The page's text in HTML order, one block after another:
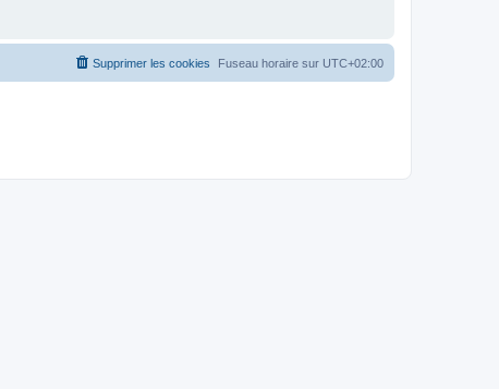
Fuseau horaire sur UTC+02:00
Supprimer les cookies